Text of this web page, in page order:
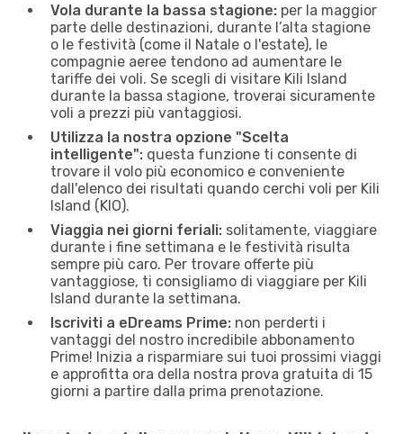
Vola durante la bassa stagione: per la maggior
parte delle destinazioni, durante l’alta stagione
o le festività (come il Natale o l'estate), le
compagnie aeree tendono ad aumentare le
tariffe dei voli. Se scegli di visitare Kili Island
durante la bassa stagione, troverai sicuramente
voli a prezzi più vantaggiosi.
Utilizza la nostra opzione "Scelta
intelligente": questa funzione ti consente di
trovare il volo più economico e conveniente
dall'elenco dei risultati quando cerchi voli per Kili
Island (KIO).
Viaggia nei giorni feriali: solitamente, viaggiare
durante i fine settimana e le festività risulta
sempre più caro. Per trovare offerte più
vantaggiose, ti consigliamo di viaggiare per Kili
Island durante la settimana.
Iscriviti a eDreams Prime: non perderti i
vantaggi del nostro incredibile abbonamento
Prime! Inizia a risparmiare sui tuoi prossimi viaggi
e approfitta ora della nostra prova gratuita di 15
giorni a partire dalla prima prenotazione.